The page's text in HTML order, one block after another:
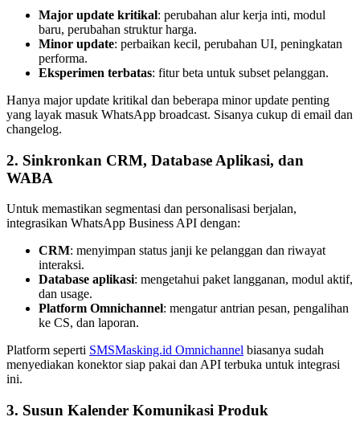
Major update kritikal: perubahan alur kerja inti, modul
baru, perubahan struktur harga.
Minor update: perbaikan kecil, perubahan UI, peningkatan
performa.
Eksperimen terbatas: fitur beta untuk subset pelanggan.
Hanya major update kritikal dan beberapa minor update penting
yang layak masuk WhatsApp broadcast. Sisanya cukup di email dan
changelog.
2. Sinkronkan CRM, Database Aplikasi, dan
WABA
Untuk memastikan segmentasi dan personalisasi berjalan,
integrasikan WhatsApp Business API dengan:
CRM: menyimpan status janji ke pelanggan dan riwayat
interaksi.
Database aplikasi: mengetahui paket langganan, modul aktif,
dan usage.
Platform Omnichannel: mengatur antrian pesan, pengalihan
ke CS, dan laporan.
Platform seperti SMSMasking.id Omnichannel biasanya sudah
menyediakan konektor siap pakai dan API terbuka untuk integrasi
ini.
3. Susun Kalender Komunikasi Produk